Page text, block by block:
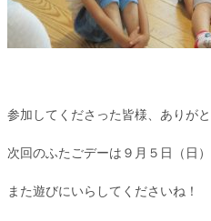
参加してくださった皆様、ありが
次回のふたごデーは９月５日（日
また遊びにいらしてくださいね！